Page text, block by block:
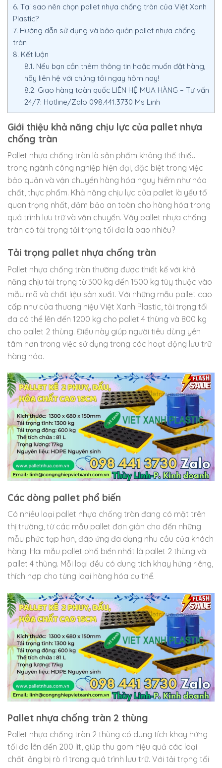
6. Tại sao nên chọn pallet nhựa chống tràn của Việt Xanh
Plastic?
7. Hướng dẫn sử dụng và bảo quản pallet nhựa chống
tràn
8. Kết luận
8.1. Nếu bạn cần thêm thông tin hoặc muốn đặt hàng,
hãy liên hệ với chúng tôi ngay hôm nay!
8.2. Giao hàng toàn quốc LIÊN HỆ MUA HÀNG – Tư vấn
24/7: Hotline/Zalo 098.441.3730 Ms Linh
Giới thiệu khả năng chịu lực của pallet nhựa
chống tràn
Pallet nhựa chống tràn là sản phẩm không thể thiếu
trong ngành công nghiệp hiện đại, đặc biệt trong việc
bảo quản và vận chuyển hàng hóa nguy hiểm như hóa
chất, thực phẩm. Khả năng chịu lực của pallet là yếu tố
quan trọng nhất, đảm bảo an toàn cho hàng hóa trong
quá trình lưu trữ và vận chuyển. Vậy pallet nhựa chống
tràn có tải trọng tải trọng tối đa là bao nhiêu?
Tải trọng pallet nhựa chống tràn
Pallet nhựa chống tràn thường được thiết kế với khả
năng chịu tải trọng từ 300 kg đến 1500 kg tùy thuộc vào
mẫu mã và chất liệu sản xuất. Với những mẫu pallet cao
cấp như của thương hiệu Việt Xanh Plastic, tải trọng tối
đa có thể lên đến 1200 kg cho pallet 4 thùng và 800 kg
cho pallet 2 thùng. Điều này giúp người tiêu dùng yên
tâm hơn trong việc sử dụng trong các hoạt động lưu trữ
hàng hóa.
Các dòng pallet phổ biến
Có nhiều loại pallet nhựa chống tràn đang có mặt trên
thị trường, từ các mẫu pallet đơn giản cho đến những
mẫu phức tạp hơn, đáp ứng đa dạng nhu cầu của khách
hàng. Hai mẫu pallet phổ biến nhất là pallet 2 thùng và
pallet 4 thùng. Mỗi loại đều có dung tích khay hứng riêng,
thích hợp cho từng loại hàng hóa cụ thể.
Pallet nhựa chống tràn 2 thùng
Pallet nhựa chống tràn 2 thùng có dung tích khay hứng
tối đa lên đến 200 lít, giúp thu gom hiệu quả các loại
chất lỏng bị rò rỉ trong quá trình lưu trữ. Với tải trọng tối